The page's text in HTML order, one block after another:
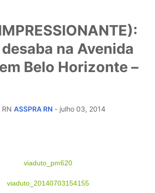
na Avenida
Belo Horizonte –
RN ASSPRA RN - julho 03, 2014